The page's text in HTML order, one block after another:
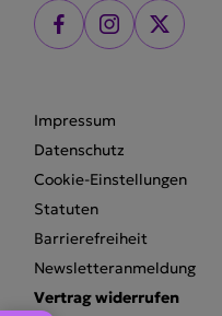
Impressum
Datenschutz
Cookie-Einstellungen
Statuten
Barrierefreiheit
Newsletteranmeldung
Vertrag widerrufen